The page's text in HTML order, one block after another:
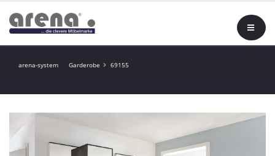
arena-system Garderobe 69155